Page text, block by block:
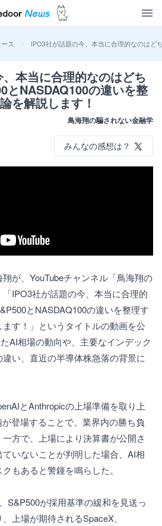
ス > IPO3社が話題の今、本当に合理的なのはど
本当に合理的なのはどち
とNASDAQ100の違いを整
を解説します！
鳥海翔の騙されない金融学
みんなの感想は？
が、YouTubeチャンネル「鳥海翔の
IPO3社が話題の今、本当に合理的
とNASDAQ100の違いを整理す
す！」というタイトルの動画を公
AI相場の動向や、主要なインデック
い、直近の半導体株急落の背景に
とAnthropicの上場準備を取り上
登場することで、業界内の勝ち負
方で、上場により決算書が公開さ
いないことが判明した場合、AI相
もあると警鐘を鳴らした。
S&P500が採用基準の緩和を見送っ
上場が期待されるSpaceX、